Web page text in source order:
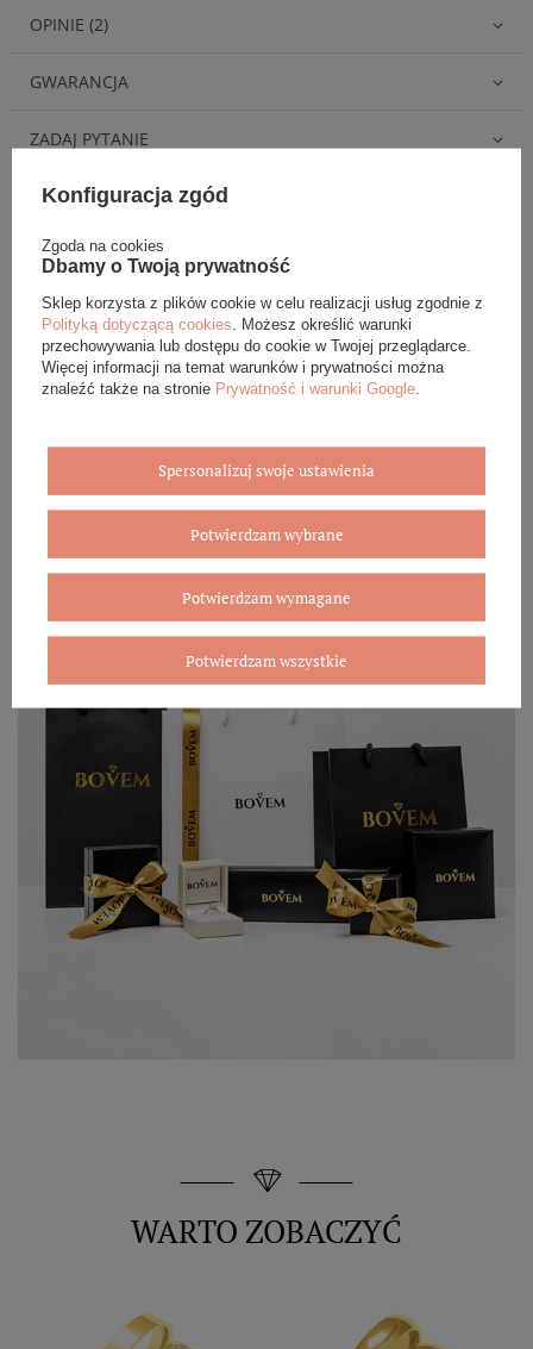
OPINIE (2)
GWARANCJA
ZADAJ PYTANIE
Eleganckie opakowanie gratis
Biżuterię i zegarki zakupione w sklepie internetowym
BOVEM otrzymasz jako gotowy do wręczenia upominek. Do
każdego zamówienia dołączamy pudełko ze skóry
WYBIERZ PREZENT
WARTO ZOBACZYĆ
Konfiguracja zgód
Zgoda na cookies
Dbamy o Twoją prywatność
Sklep korzysta z plików cookie w celu realizacji usług zgodnie z
Polityką dotyczącą cookies . Możesz określić warunki
przechowywania lub dostępu do cookie w Twojej przeglądarce.
Więcej informacji na temat warunków i prywatności można
znaleźć także na stronie Prywatność i warunki Google
Spersonalizuj swoje ustawienia
Potwierdzam wybrane
Potwierdzam wymagane
Potwierdzam wszystkie